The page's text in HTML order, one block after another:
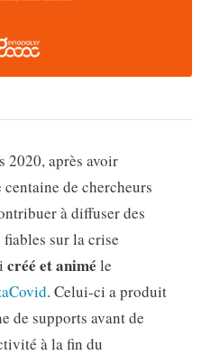
2020, après avoir
de chercheurs
à diffuser des
sur la crise
créé et animé le
. Celui-ci a produit
de supports avant de
à la fin du